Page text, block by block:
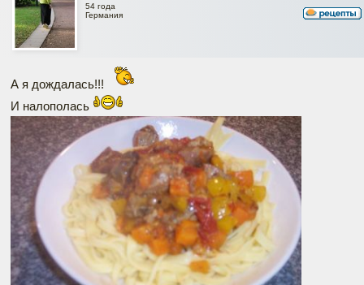
54 года
Германия
А я дождалась!!!
И налополась